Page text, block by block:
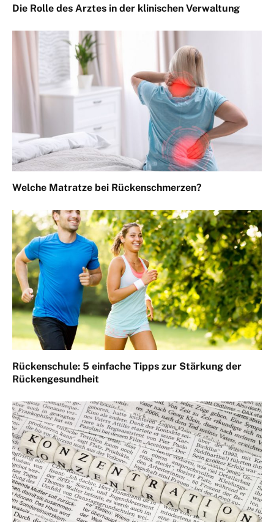
Die Rolle des Arztes in der klinischen Verwaltung
Welche Matratze bei Rückenschmerzen?
Rückenschule: 5 einfache Tipps zur Stärkung der
Rückengesundheit